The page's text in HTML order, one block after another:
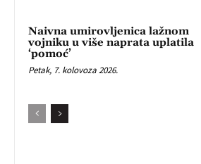
Naivna umirovljenica lažnom
vojniku u više naprata uplatila
‘pomoć’
Petak, 7. kolovoza 2026.